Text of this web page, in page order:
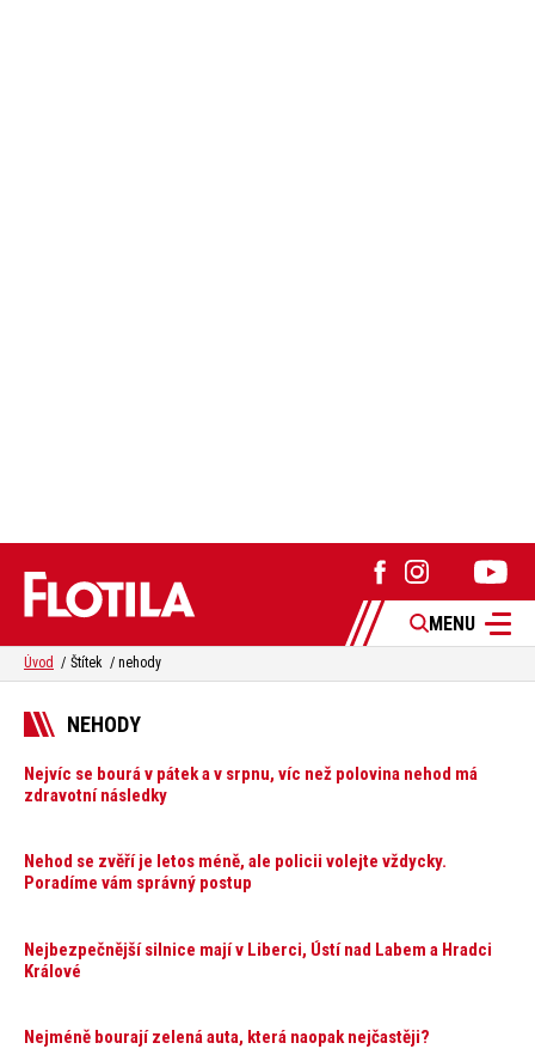
MENU
Úvod Štítek nehody
NEHODY
Nejvíc se bourá v pátek a v srpnu, víc než polovina nehod má
zdravotní následky
Nehod se zvěří je letos méně, ale policii volejte vždycky.
Poradíme vám správný postup
Nejbezpečnější silnice mají v Liberci, Ústí nad Labem a Hradci
Králové
Nejméně bourají zelená auta, která naopak nejčastěji?